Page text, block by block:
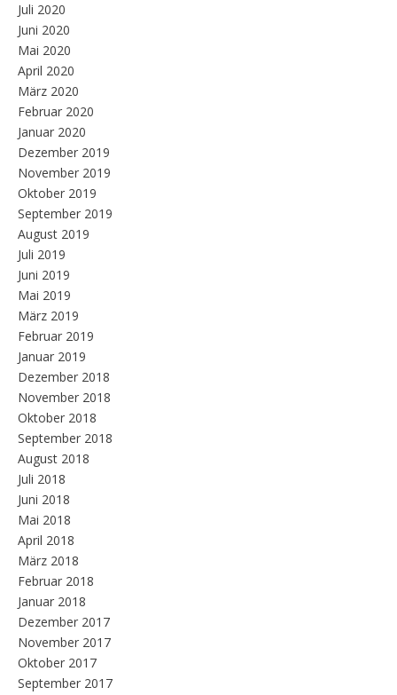
Juli 2020
Juni 2020
Mai 2020
April 2020
März 2020
Februar 2020
Januar 2020
Dezember 2019
November 2019
Oktober 2019
September 2019
August 2019
Juli 2019
Juni 2019
Mai 2019
März 2019
Februar 2019
Januar 2019
Dezember 2018
November 2018
Oktober 2018
September 2018
August 2018
Juli 2018
Juni 2018
Mai 2018
April 2018
März 2018
Februar 2018
Januar 2018
Dezember 2017
November 2017
Oktober 2017
September 2017